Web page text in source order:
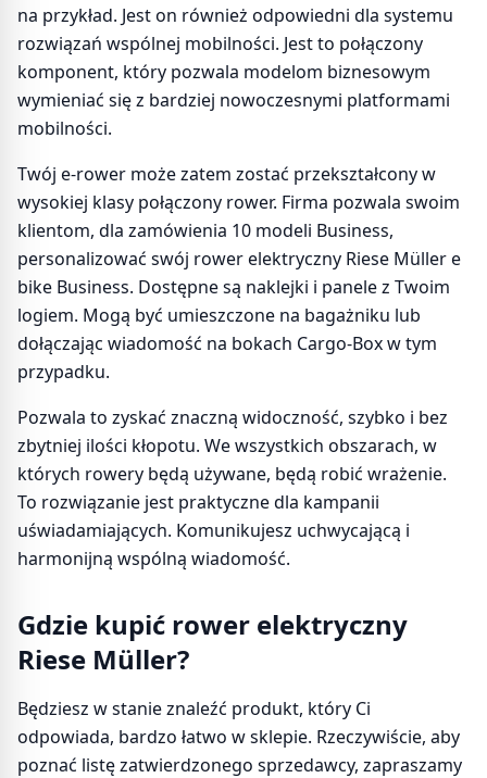
na przykład. Jest on również odpowiedni dla systemu
rozwiązań wspólnej mobilności. Jest to połączony
komponent, który pozwala modelom biznesowym
wymieniać się z bardziej nowoczesnymi platformami
mobilności.
Twój e-rower może zatem zostać przekształcony w
wysokiej klasy połączony rower. Firma pozwala swoim
klientom, dla zamówienia 10 modeli Business,
personalizować swój rower elektryczny Riese Müller e
bike Business. Dostępne są naklejki i panele z Twoim
logiem. Mogą być umieszczone na bagażniku lub
dołączając wiadomość na bokach Cargo-Box w tym
przypadku.
Pozwala to zyskać znaczną widoczność, szybko i bez
zbytniej ilości kłopotu. We wszystkich obszarach, w
których rowery będą używane, będą robić wrażenie.
To rozwiązanie jest praktyczne dla kampanii
uświadamiających. Komunikujesz uchwycającą i
harmonijną wspólną wiadomość.
Gdzie kupić rower elektryczny
Riese Müller?
Będziesz w stanie znaleźć produkt, który Ci
odpowiada, bardzo łatwo w sklepie. Rzeczywiście, aby
poznać listę zatwierdzonego sprzedawcy, zapraszamy